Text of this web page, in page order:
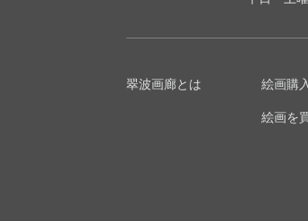
翠波画廊とは 絵画購
絵画を